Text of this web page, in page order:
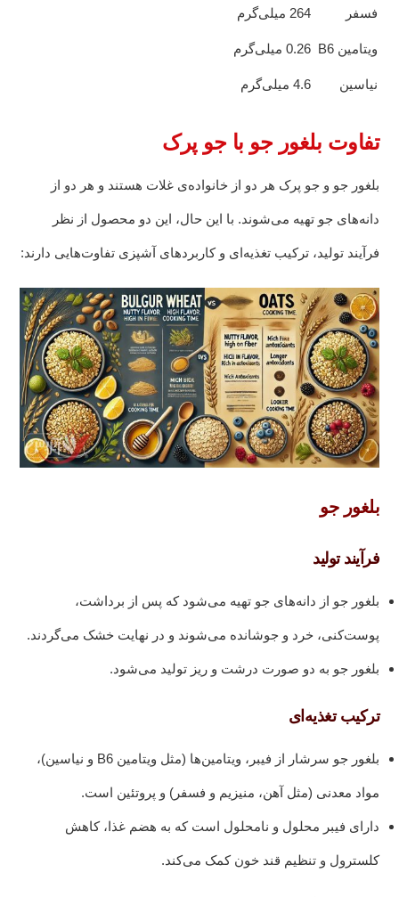
فسفر 264 میلی‌گرم
ویتامین B6 0.26 میلی‌گرم
نیاسین 4.6 میلی‌گرم
تفاوت بلغور جو با جو پرک
بلغور جو و جو پرک هر دو از خانواده‌ی غلات هستند و هر دو از
دانه‌های جو تهیه می‌شوند. با این حال، این دو محصول از نظر
فرآیند تولید، ترکیب تغذیه‌ای و کاربردهای آشپزی تفاوت‌هایی دارند:
بلغور جو
فرآیند تولید
بلغور جو از دانه‌های جو تهیه می‌شود که پس از برداشت،
پوست‌کنی، خرد و جوشانده می‌شوند و در نهایت خشک می‌گردند.
بلغور جو به دو صورت درشت و ریز تولید می‌شود.
ترکیب تغذیه‌ای
بلغور جو سرشار از فیبر، ویتامین‌ها (مثل ویتامین B6 و نیاسین)،
مواد معدنی (مثل آهن، منیزیم و فسفر) و پروتئین است.
دارای فیبر محلول و نامحلول است که به هضم غذا، کاهش
کلسترول و تنظیم قند خون کمک می‌کند.